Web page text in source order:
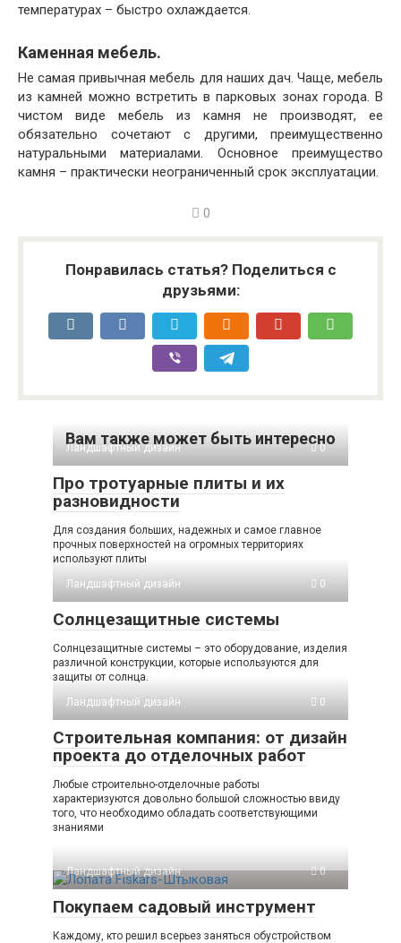
температурах – быстро охлаждается.
Каменная мебель.
Не самая привычная мебель для наших дач. Чаще, мебель
из камней можно встретить в парковых зонах города. В
чистом виде мебель из камня не производят, ее
обязательно сочетают с другими, преимущественно
натуральными материалами. Основное преимущество
камня – практически неограниченный срок эксплуатации.
0
Понравилась статья? Поделиться с
друзьями:
Вам также может быть интересно
Ландшафтный дизайн 0
Про тротуарные плиты и их
разновидности
Для создания больших, надежных и самое главное
прочных поверхностей на огромных территориях
используют плиты
Ландшафтный дизайн
0
Солнцезащитные системы
Солнцезащитные системы – это оборудование, изделия
различной конструкции, которые используются для
защиты от солнца.
Ландшафтный дизайн
0
Строительная компания: от дизайн
проекта до отделочных работ
Любые строительно-отделочные работы
характеризуются довольно большой сложностью ввиду
того, что необходимо обладать соответствующими
знаниями
Ландшафтный дизайн 0
Покупаем садовый инструмент
Каждому, кто решил всерьез заняться обустройством